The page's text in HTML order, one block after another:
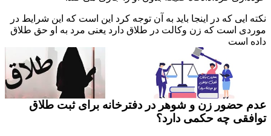
نکته ایی که در اینجا باید به آن توجه کرد این است که این شرایط در
موردی است که زن وکالت در طلاق دارد یعنی مرد به او حق طلاق
داده است
عدم حضور زن و شوهر در دفترخانه برای ثبت طلاق
توافقی چه حکمی دارد؟